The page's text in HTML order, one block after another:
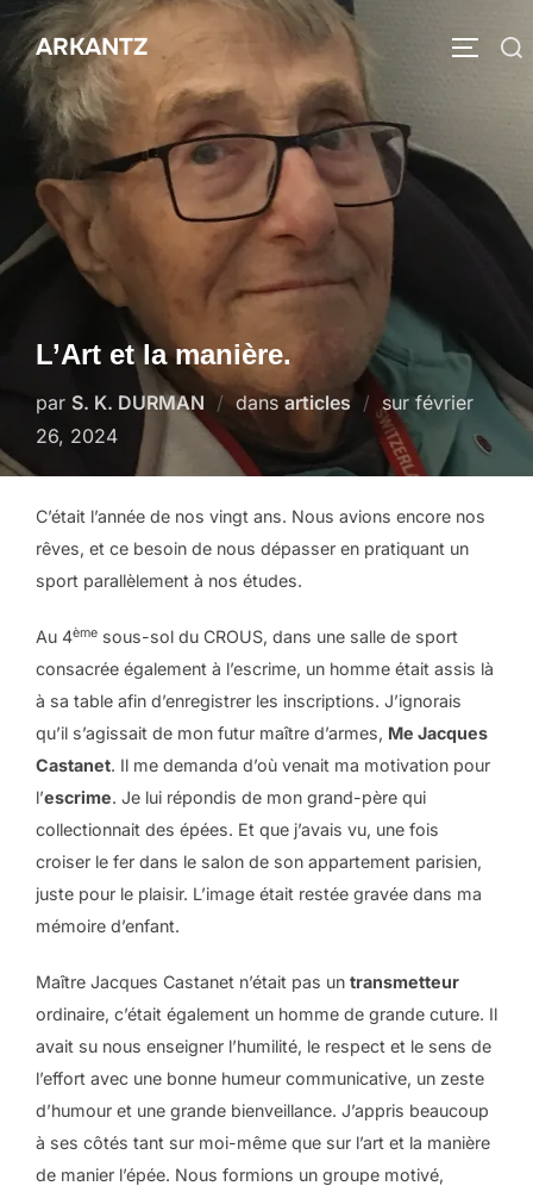
Aller
contenu
ARKANTZ Rechercher :
L’Art et la manière.
par S. K. DURMAN dansarticles sur Publié
février
26, 2024
C’était l’année de nos vingt ans. Nous avions encore nos
rêves, et ce besoin de nous dépasser en pratiquant un
sport parallèlement à nos études.
Au 4ème sous-sol du CROUS, dans une salle de sport
consacrée également à l’escrime, un homme était assis là
à sa table afin d’enregistrer les inscriptions. J’ignorais
qu’il s’agissait de mon futur maître d’armes, Me Jacques
Castanet. Il me demanda d’où venait ma motivation pour
l’escrime. Je lui répondis de mon grand-père qui
collectionnait des épées. Et que j’avais vu, une fois
croiser le fer dans le salon de son appartement parisien,
juste pour le plaisir. L’image était restée gravée dans ma
mémoire d’enfant.
Maître Jacques Castanet n’était pas un transmetteur
ordinaire, c’était également un homme de grande cuture. Il
avait su nous enseigner l’humilité, le respect et le sens de
l’effort avec une bonne humeur communicative, un zeste
d’humour et une grande bienveillance. J’appris beaucoup
à ses côtés tant sur moi-même que sur l’art et la manière
de manier l’épée. Nous formions un groupe motivé,